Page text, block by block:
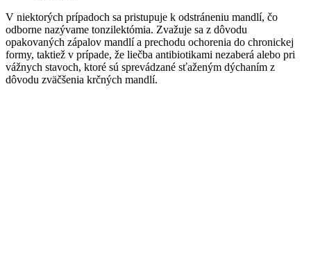
V niektorých prípadoch sa pristupuje k odstráneniu mandlí, čo
odborne nazývame tonzilektómia. Zvažuje sa z dôvodu
opakovaných zápalov mandlí a prechodu ochorenia do chronickej
formy, taktiež v prípade, že liečba antibiotikami nezaberá alebo pri
vážnych stavoch, ktoré sú sprevádzané sťaženým dýchaním z
dôvodu zväčšenia krčných mandlí.